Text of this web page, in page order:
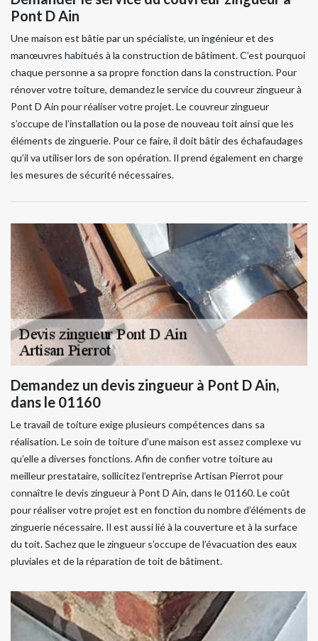
Pont D Ain
Une maison est bâtie par un spécialiste, un ingénieur et des
manœuvres habitués à la construction de bâtiment. C’est pourquoi
chaque personne a sa propre fonction dans la construction. Pour
rénover votre toiture, demandez le service du couvreur zingueur à
Pont D Ain pour réaliser votre projet. Le couvreur zingueur
s’occupe de l’installation ou la pose de nouveau toit ainsi que les
éléments de zinguerie. Pour ce faire, il doit bâtir des échafaudages
qu’il va utiliser lors de son opération. Il prend également en charge
les mesures de sécurité nécessaires.
Demandez un devis zingueur à Pont D Ain,
dans le 01160
Le travail de toiture exige plusieurs compétences dans sa
réalisation. Le soin de toiture d’une maison est assez complexe vu
qu’elle a diverses fonctions. Afin de confier votre toiture au
meilleur prestataire, sollicitez l’entreprise Artisan Pierrot pour
connaître le devis zingueur à Pont D Ain, dans le 01160. Le coût
pour réaliser votre projet est en fonction du nombre d’éléments de
zinguerie nécessaire. Il est aussi lié à la couverture et à la surface
du toit. Sachez que le zingueur s’occupe de l’évacuation des eaux
pluviales et de la réparation de toit de bâtiment.